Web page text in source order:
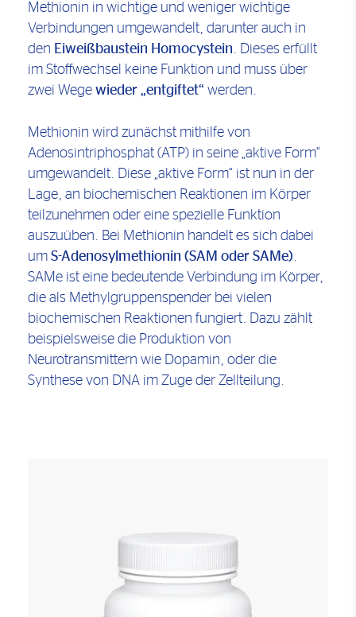
Methionin in wichtige und weniger wichtige
Verbindungen umgewandelt, darunter auch in
den Eiweißbaustein Homocystein. Dieses erfüllt
im Stoffwechsel keine Funktion und muss über
zwei Wege wieder „entgiftet“ werden.
Methionin wird zunächst mithilfe von
Adenosintriphosphat (ATP) in seine „aktive Form“
umgewandelt. Diese „aktive Form“ ist nun in der
Lage, an biochemischen Reaktionen im Körper
teilzunehmen oder eine spezielle Funktion
auszuüben. Bei Methionin handelt es sich dabei
um S-Adenosylmethionin (SAM oder SAMe)
SAMe ist eine bedeutende Verbindung im Körper,
die als Methylgruppenspender bei vielen
biochemischen Reaktionen fungiert. Dazu zählt
beispielsweise die Produktion von
Neurotransmittern wie Dopamin, oder die
Synthese von DNA im Zuge der Zellteilung.